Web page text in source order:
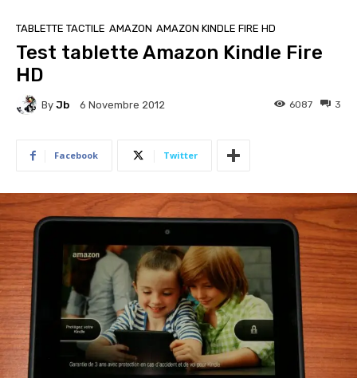
TABLETTE TACTILE AMAZON AMAZON KINDLE FIRE HD
Test tablette Amazon Kindle Fire
HD
By Jb 6 Novembre 2012 3
6087
Facebook Twitter